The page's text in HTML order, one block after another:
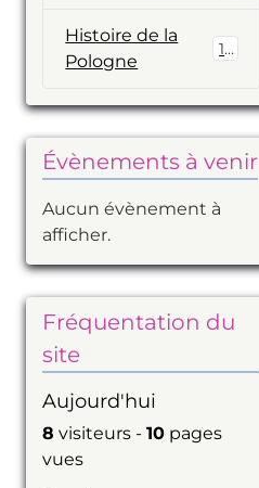
Histoire de la
Pologne
14
Évènements à venir
Aucun évènement à
afficher.
Fréquentation du
site
Aujourd'hui
8 visiteurs -10 pages
vues